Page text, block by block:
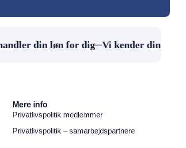
din løn for dig─Vi kender din
Mere info
Privatlivspolitik medlemmer
Privatlivspolitik – samarbejdspartnere